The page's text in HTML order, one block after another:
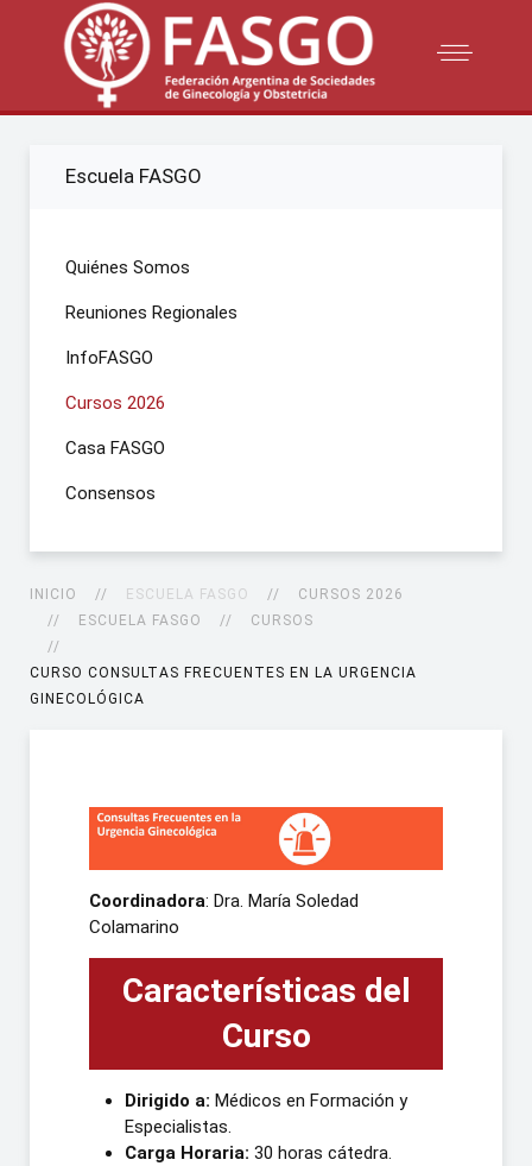
INICIO ESCUELA FASGO
CURSOS 2026
ESCUELA FASGO
CURSOS
CURSO CONSULTAS FRECUENTES EN LA URGENCIA
GINECOLÓGICA
Coordinadora: Dra. María Soledad
Colamarino
Características del
Curso
Dirigido a: Médicos en Formación y
Especialistas.
Carga Horaria: 30 horas cátedra.
Escuela FASGO
Quiénes Somos
Reuniones Regionales
InfoFASGO
Cursos 2026
Casa FASGO
Consensos